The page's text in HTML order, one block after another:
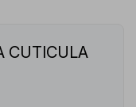
CUTICULA